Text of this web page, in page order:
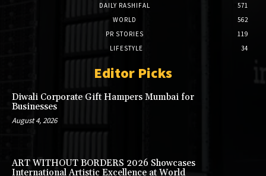
DAILY RASHIFAL
571
WORLD
562
PR STORIES
119
LIFESTYLE
34
Editor Picks
Diwali Corporate Gift Hampers Mumbai for
Businesses
August 4, 2026
ART WITHOUT BORDERS 2026 Showcases
International Artistic Excellence at World